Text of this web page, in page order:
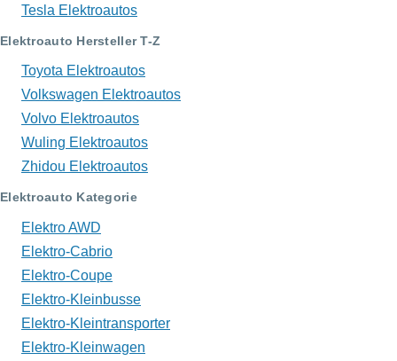
Tesla Elektroautos
Elektroauto Hersteller T-Z
Toyota Elektroautos
Volkswagen Elektroautos
Volvo Elektroautos
Wuling Elektroautos
Zhidou Elektroautos
Elektroauto Kategorie
Elektro AWD
Elektro-Cabrio
Elektro-Coupe
Elektro-Kleinbusse
Elektro-Kleintransporter
Elektro-Kleinwagen